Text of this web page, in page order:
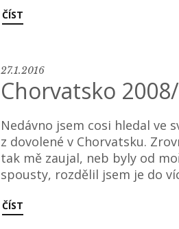
ČÍST
27.1.2016
Chorvatsko
Nedávno jsem cosi hledal ve
z dovolené v Chorvatsku.
tak mě zaujal, neb byly od
spousty, rozdělil jsem je do
ČÍST